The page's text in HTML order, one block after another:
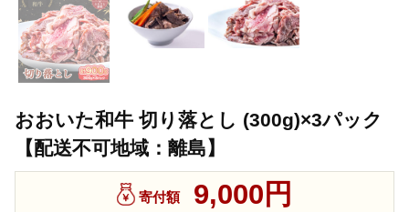
おおいた和牛 切り落とし (300g)×3パック
【配送不可地域：離島】
寄付額 9,000円